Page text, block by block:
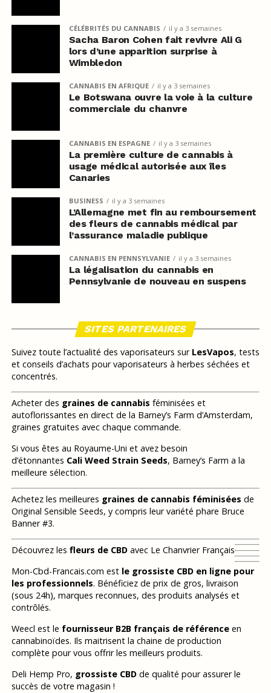
CÉLÉBRITÉS DU CANNABIS il y a 3 semaines
Sacha Baron Cohen fait revivre Ali G
lors d’une apparition surprise à
Wimbledon
CANNABIS EN AFRIQUE il y a 3 semaines
Le Botswana ouvre la voie à la culture
commerciale du chanvre
CANNABIS EN ESPAGNE il y a 3 semaines
La première culture de cannabis à
usage médical autorisée aux îles
Canaries
BUSINESS il y a 3 semaines
L’Allemagne met fin au remboursement
des fleurs de cannabis médical par
l’assurance maladie publique
CANNABIS EN PENNSYLVANIE il y a 3 semaines
La légalisation du cannabis en
Pennsylvanie de nouveau en suspens
SITES PARTENAIRES
Suivez toute l’actualité des vaporisateurs sur LesVapos, tests
et conseils d’achats pour vaporisateurs à herbes séchées et
concentrés.
Acheter des graines de cannabis féminisées et
autoflorissantes en direct de la Barney’s Farm d’Amsterdam,
graines gratuites avec chaque commande.
Si vous êtes au Royaume-Uni et avez besoin
d’étonnantes Cali Weed Strain Seeds, Barney’s Farm a la
meilleure sélection.
Achetez les meilleures graines de cannabis féminisées de
Original Sensible Seeds, y compris leur variété phare Bruce
Banner #3.
Découvrez les fleurs de CBDavec Le Chanvrier Français
Mon-Cbd-Francais.com est le grossiste CBD en ligne pour
les professionnels. Bénéficiez de prix de gros, livraison
(sous 24h), marques reconnues, des produits analysés et
contrôlés.
Weecl est le fournisseur B2B français de référenceen
cannabinoïdes. Ils maitrisent la chaine de production
complète pour vous offrir les meilleurs produits.
Deli Hemp Pro, grossiste CBDde qualité pour assurer le
succès de votre magasin !